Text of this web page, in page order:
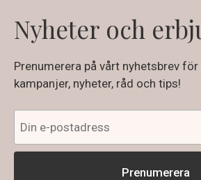
Nyheter och
Prenumerera på vårt nyhetsbrev
kampanjer, nyheter, råd och tips!